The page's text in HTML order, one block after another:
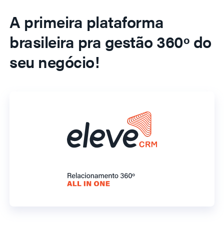
A primeira plataforma
brasileira pra gestão 360º do
seu negócio!